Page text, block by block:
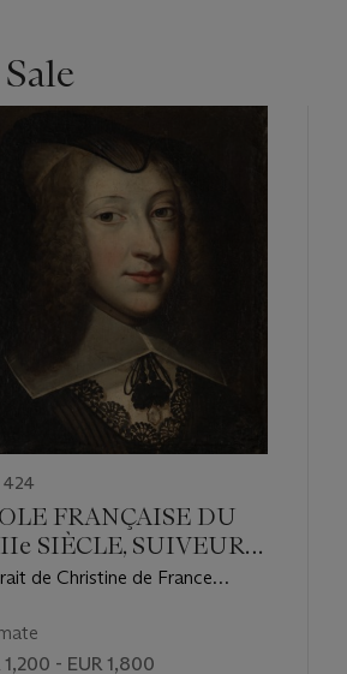
424
FRANÇAISE DU
SIÈCLE, SUIVEUR
FRÈRES BEAUBRUN
de Christine de France
en buste, en habit de veuve
1,200 - EUR 1,800